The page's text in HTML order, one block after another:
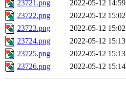
23721.png
2022-05-12 14:59
23722.png
2022-05-12 15:02
23723.png
2022-05-12 15:02
23724.png
2022-05-12 15:13
23725.png
2022-05-12 15:13
23726.png
2022-05-12 15:14